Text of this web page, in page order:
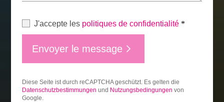
J'accepte les politiques de confidentialité *
Envoyer le message
Diese Seite ist durch reCAPTCHA geschützt. Es gelten die
Datenschutzbestimmungen und Nutzungsbedingungen von
Google.